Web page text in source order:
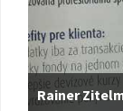
Rainer